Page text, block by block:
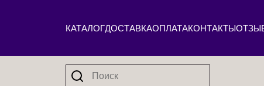
КАТАЛОГДОСТАВКАОПЛАТАКОНТАКТЫ